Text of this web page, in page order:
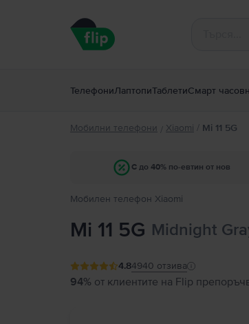
ТелефониЛаптопиТаблетиСмарт
Мобилни телефони / Xiaomi / Mi 11 5G
С до 40% по-евтин от нов
Мобилен телефон Xiaomi
Mi 11 5G Midnight
4.84940 отзива
94% от клиентите на Flip